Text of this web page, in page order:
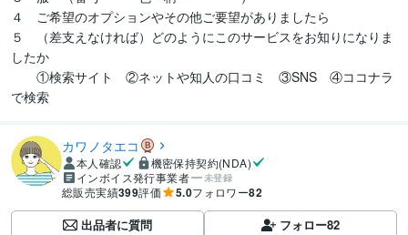
４　ご希望のオプションやその他ご要望がありましたら
５　（差支えなければ）どのようにこのサービスをお知りになりま
したか
①検索サイト　②ネットや知人の口コミ　③SNS　④ココナラ
で検索
カワノタエコ
本人確認
機密保持契約(NDA)
インボイス発行事業者
未登録
総販売実績399評価 5.0フォロワー82
出品者に質問 フォロー82